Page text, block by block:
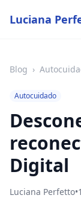
Luciana
Blog ›
Autocuidado
Digital
Luciana Perfetto•